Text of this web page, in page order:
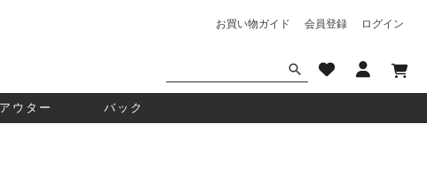
お買い物ガイド 会員登録 ログイン
アウター バック